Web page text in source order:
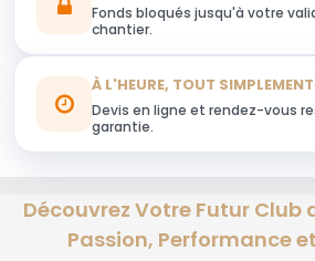
Fonds bloqués jusqu'à votre
chantier.
À L'HEURE, TOUT SIMPLEMENT
Devis en ligne et rendez-vous
garantie.
Découvrez Votre Futur Club
Passion, Performance